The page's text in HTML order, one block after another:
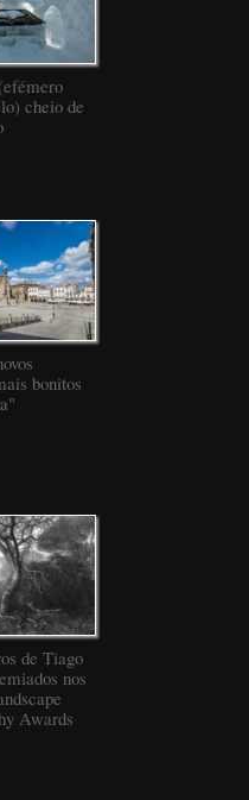
cheio de
bonitos
de Tiago
nos
Awards